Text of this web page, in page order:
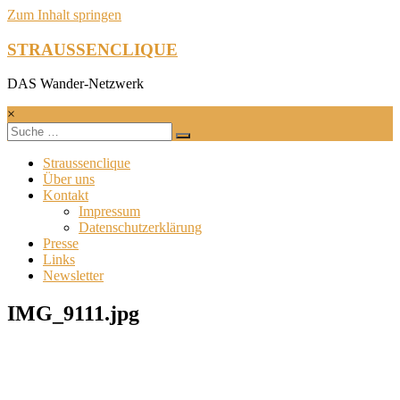
Zum Inhalt springen
STRAUSSENCLIQUE
DAS Wander-Netzwerk
×
Straussenclique
Über uns
Kontakt
Impressum
Datenschutzerklärung
Presse
Links
Newsletter
IMG_9111.jpg